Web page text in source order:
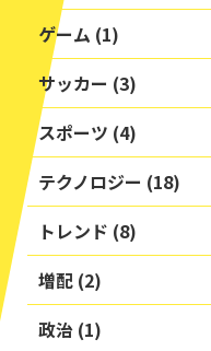
ゲーム (1)
サッカー (3)
スポーツ (4)
テクノロジー (18)
トレンド (8)
増配 (2)
政治 (1)